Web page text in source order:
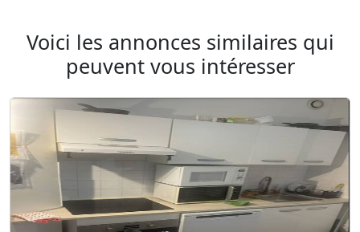
Voici les annonces similaires qui
peuvent vous intéresser